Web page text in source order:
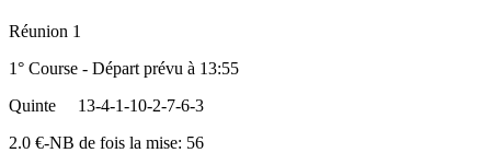
Réunion 1
1° Course - Départ prévu à 13:55
Quinte
13-4-1-10-2-7-6-3
2.0 €-NB de fois la mise: 56